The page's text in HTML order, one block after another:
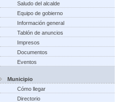
Saludo del alcalde
Equipo de gobierno
Información general
Tablón de anuncios
Impresos
Documentos
Eventos
Municipio
Cómo llegar
Directorio